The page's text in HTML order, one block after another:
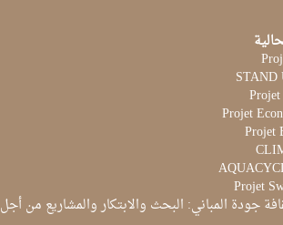
Projet
Projet
Projet
جودة المباني: البحث والابتكار والمشاريع من أجل